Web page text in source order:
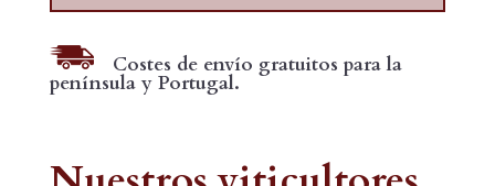
Costes de envío gratuitos para la
península y Portugal.